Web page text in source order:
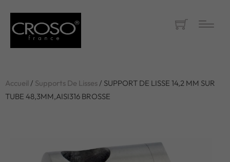
Accueil / Supports De Lisses/ SUPPORT DE LISSE 14,2 MM SUR
TUBE 48,3MM,AISI316 BROSSE